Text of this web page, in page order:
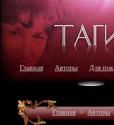
Главная Авторы Для
Главная>Авторы